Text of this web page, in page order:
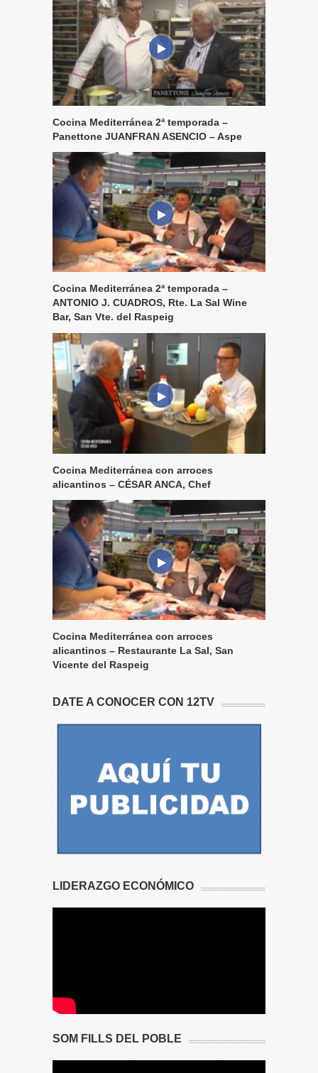
Cocina Mediterránea 2ª temporada –
Panettone JUANFRAN ASENCIO – Aspe
Cocina Mediterránea 2ª temporada –
ANTONIO J. CUADROS, Rte. La Sal Wine
Bar, San Vte. del Raspeig
Cocina Mediterránea con arroces
alicantinos – CÉSAR ANCA, Chef
Cocina Mediterránea con arroces
alicantinos – Restaurante La Sal, San
Vicente del Raspeig
DATE A CONOCER CON 12TV
LIDERAZGO ECONÓMICO
SOM FILLS DEL POBLE